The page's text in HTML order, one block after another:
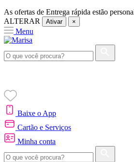
As ofertas de Entrega rápida estão
ALTERAR
Ativar ×
Menu
Baixe o App
Cartão e Serviços
Minha conta